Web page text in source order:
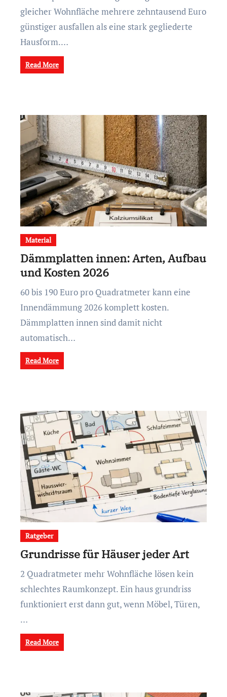
gleicher Wohnfläche mehrere zehntausend Euro
günstiger ausfallen als eine stark gegliederte
Hausform.…
Read More
Material
Dämmplatten innen: Arten, Aufbau
und Kosten 2026
60 bis 190 Euro pro Quadratmeter kann eine
Innendämmung 2026 komplett kosten.
Dämmplatten innen sind damit nicht
automatisch…
Read More
Ratgeber
Grundrisse für Häuser jeder Art
2 Quadratmeter mehr Wohnfläche lösen kein
schlechtes Raumkonzept. Ein haus grundriss
funktioniert erst dann gut, wenn Möbel, Türen,
…
Read More